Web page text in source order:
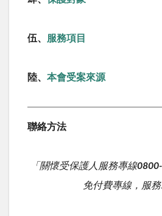
伍、 服務項目
陸、 本會受案來源
聯絡方法
「關懷受保護人服務專線
免付費專線，服務